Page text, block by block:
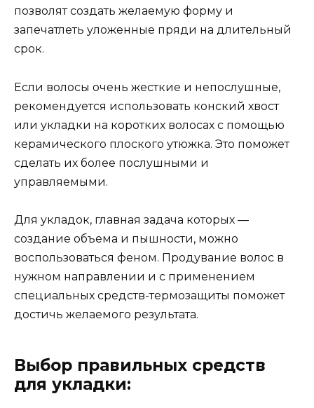
позволят создать желаемую форму и
запечатлеть уложенные пряди на длительный
срок.
Если волосы очень жесткие и непослушные,
рекомендуется использовать конский хвост
или укладки на коротких волосах с помощью
керамического плоского утюжка. Это поможет
сделать их более послушными и
управляемыми.
Для укладок, главная задача которых —
создание объема и пышности, можно
воспользоваться феном. Продувание волос в
нужном направлении и с применением
специальных средств-термозащиты поможет
достичь желаемого результата.
Выбор правильных средств
для укладки: